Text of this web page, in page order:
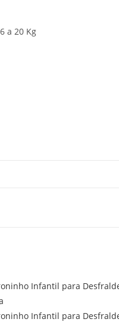
a 20 Kg